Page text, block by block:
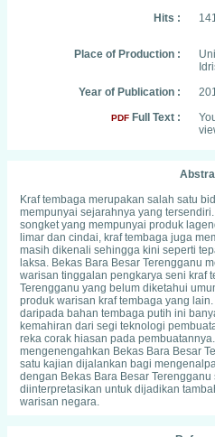
Hits :
Place of Production :
Year of Publication :
PDF Full Text :
Kraf tembaga merupakan salah satu
mempunyai sejarahnya yang
songket yang mempunyai produk
limar dan cindai, kraf tembaga juga
masih dikenali sehingga kini seperti
laksa. Bekas Bara Besar Terengganu
warisan tinggalan pengkarya seni kraf
Terengganu yang belum diketahui
produk warisan kraf tembaga yang
daripada bahan tembaga putih ini
kemahiran dari segi teknologi
reka corak hiasan pada
mengenengahkan Bekas Bara Besar
satu kajian dijalankan bagi
dengan Bekas Bara Besar
diinterpretasikan untuk dijadikan
warisan negara.